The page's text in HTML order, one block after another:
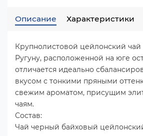
Описание Характеристики
Крупнолистовой цейлонский
Ругуну, расположенной на юге
отличается идеально
вкусом с тонкими пряными
свежим ароматом, присущим
чаям.
Состав:
Чай черный байховый